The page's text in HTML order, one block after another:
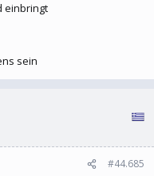
einbringt
sein
#44.685